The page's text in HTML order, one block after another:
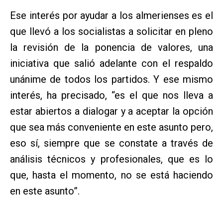
Ese interés por ayudar a los almerienses es el
que llevó a los socialistas a solicitar en pleno
la revisión de la ponencia de valores, una
iniciativa que salió adelante con el respaldo
unánime de todos los partidos. Y ese mismo
interés, ha precisado, “es el que nos lleva a
estar abiertos a dialogar y a aceptar la opción
que sea más conveniente en este asunto pero,
eso sí, siempre que se constate a través de
análisis técnicos y profesionales, que es lo
que, hasta el momento, no se está haciendo
en este asunto”.